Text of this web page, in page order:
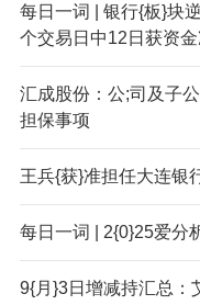
每日一词 | 银行{板}块
个交易日中12日获资
汇成股份：公;司及子
担保事项
王兵{获}准担任大连银
每日一词 | 2{0}25爱分
9{月}3日增减持汇总：